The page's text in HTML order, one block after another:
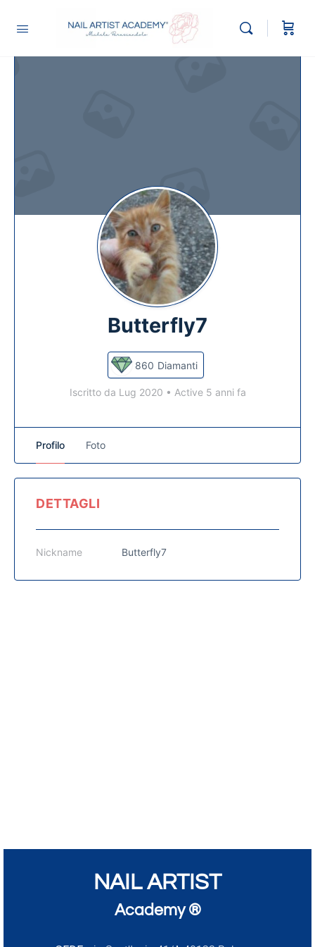
Butterfly7
860 Diamanti
Iscritto da Lug 2020 • Active 5 anni fa
Profilo Foto
DETTAGLI
Nickname Butterfly7
NAIL ARTIST
Academy ®